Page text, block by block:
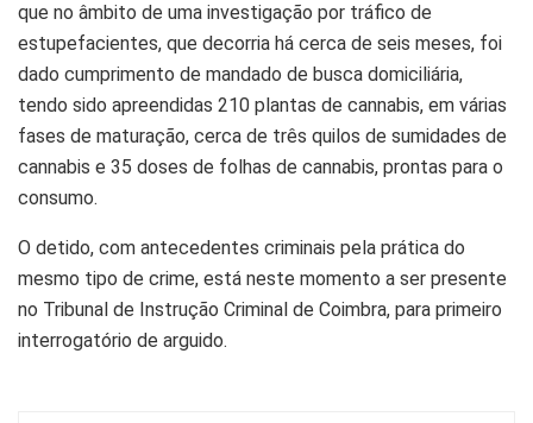
que no âmbito de uma investigação por tráfico de
estupefacientes, que decorria há cerca de seis meses, foi
dado cumprimento de mandado de busca domiciliária,
tendo sido apreendidas 210 plantas de cannabis, em várias
fases de maturação, cerca de três quilos de sumidades de
cannabis e 35 doses de folhas de cannabis, prontas para o
consumo.
O detido, com antecedentes criminais pela prática do
mesmo tipo de crime, está neste momento a ser presente
no Tribunal de Instrução Criminal de Coimbra, para primeiro
interrogatório de arguido.